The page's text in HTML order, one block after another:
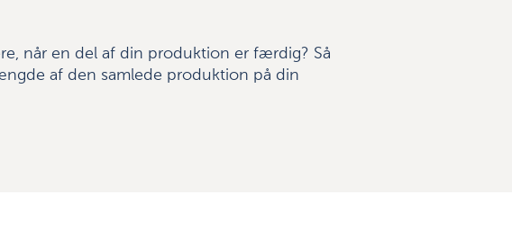
når en del af din produktion er færdig? Så
af den samlede produktion på din